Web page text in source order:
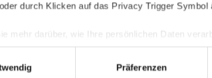
durch Klicken auf das Privacy Trigger Symbol
mehr darüber, wie Ihre persönlichen Daten
fest.
Präferenzen